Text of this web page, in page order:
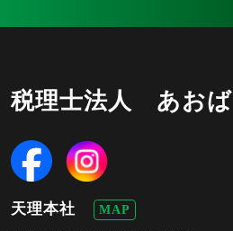
税理士法人 あおば
天理本社 MAP